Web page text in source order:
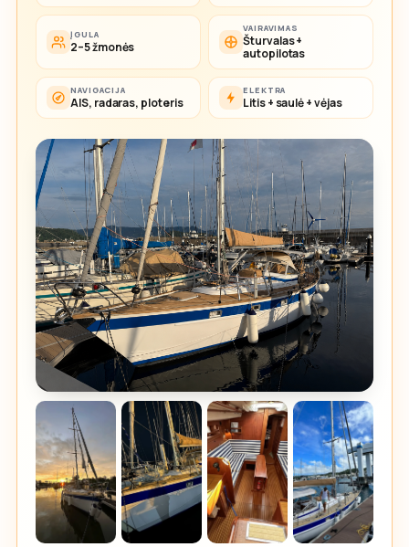
ĮGULA
2–5 žmonės
VAIRAVIMAS
Šturvalas +
autopilotas
NAVIGACIJA
AIS, radaras, ploteris
ELEKTRA
Litis + saulė + vėjas